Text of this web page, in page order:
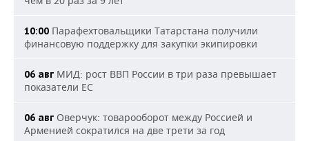
10:00 Парафехтовальщики Татарстана получили
финансовую поддержку для закупки экипировки
06 авг МИД: рост ВВП России в три раза превышает
показатели ЕС
06 авг Оверчук: товарооборот между Россией и
Арменией сократился на две трети за год